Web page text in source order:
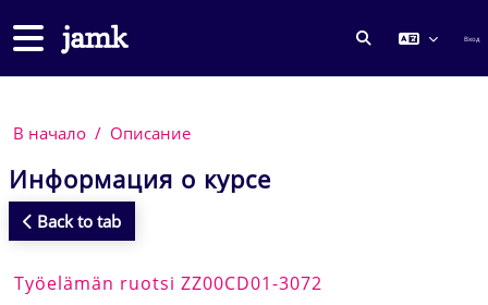
Боковая панель
ИЗМЕНИТЬ Вход
В начало Описание
Информация о курсе
Back to tab
Työelämän ruotsi ZZ00CD01-3072